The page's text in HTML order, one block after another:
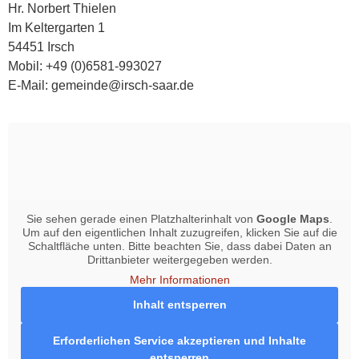
Hr. Norbert Thielen
Im Keltergarten 1
54451 Irsch
Mobil: +49 (0)6581-993027
E-Mail: gemeinde@irsch-saar.de
Sie sehen gerade einen Platzhalterinhalt von Google Maps
Um auf den eigentlichen Inhalt zuzugreifen, klicken Sie auf die
Schaltfläche unten. Bitte beachten Sie, dass dabei Daten an
Drittanbieter weitergegeben werden.
Mehr Informationen
Inhalt entsperren
Erforderlichen Service akzeptieren und Inhalte